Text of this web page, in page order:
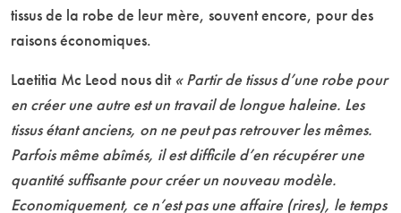
tissus de la robe de leur mère, souvent encore, pour des
raisons économiques.
Laetitia Mc Leod nous dit« Partir de tissus d’une robe pour
en créer une autre est un travail de longue haleine. Les
tissus étant anciens, on ne peut pas retrouver les mêmes.
Parfois même abîmés, il est difficile d’en récupérer une
quantité suffisante pour créer un nouveau modèle.
Economiquement, ce n’est pas une affaire (rires), le temps